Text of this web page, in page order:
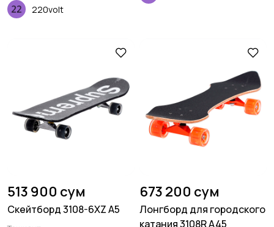
220volt
513 900 сум
Скейтборд 3108-6XZ A5
673 200 сум
Лонгборд для городского
катания 3108R A45